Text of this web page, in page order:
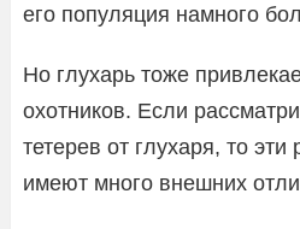
его популяция намного
Но глухарь тоже
охотников. Если
тетерев от глухаря, то
имеют много внешних